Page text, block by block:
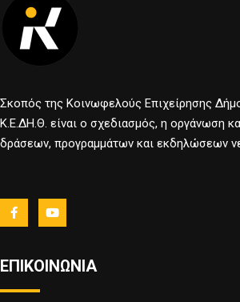
Σκοπός της Κοινωφελούς Επιχείρησης
Κ.Ε.ΔΗ.Θ. είναι ο σχεδιασμός, η οργάνωση
δράσεων, προγραμμάτων και εκδηλώσεων
ΕΠΙΚΟΙΝΩΝΙΑ